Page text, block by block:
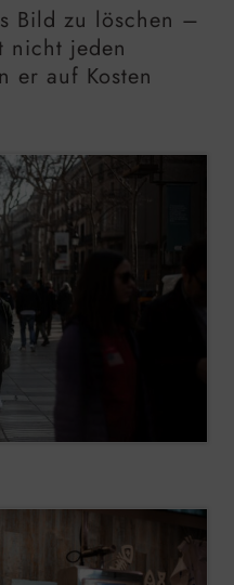
Bild zu löschen –
nicht jeden
er auf Kosten